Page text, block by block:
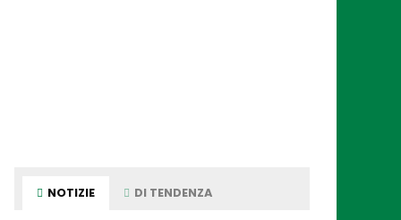
NOTIZIE DI TENDENZA